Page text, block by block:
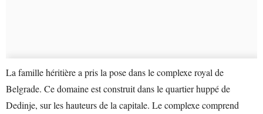
La famille héritière a pris la pose dans le complexe royal de
Belgrade. Ce domaine est construit dans le quartier huppé de
Dedinje, sur les hauteurs de la capitale. Le complexe comprend